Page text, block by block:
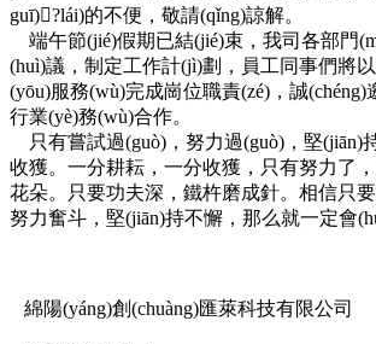
guī)?lái)的不便，敬請(qǐng)諒解。
端午節(jié)假期已結(jié)束，我司各部門
(huì)議，制定工作計(jì)劃，員工同事們
(yōu)服務(wù)完成崗位職責(zé)，誠
行業(yè)務(wù)合作。
只有嘗試過(guò)，努力過(guò)，堅(jiān)
收獲。一分耕耘，一分收獲，只有努
花朵。只要功夫深，鐵杵磨成針。相信
努力奮斗，堅(jiān)持不懈，那么就一定會
綿陽(yáng)創(chuàng)匯萊科技有限公司